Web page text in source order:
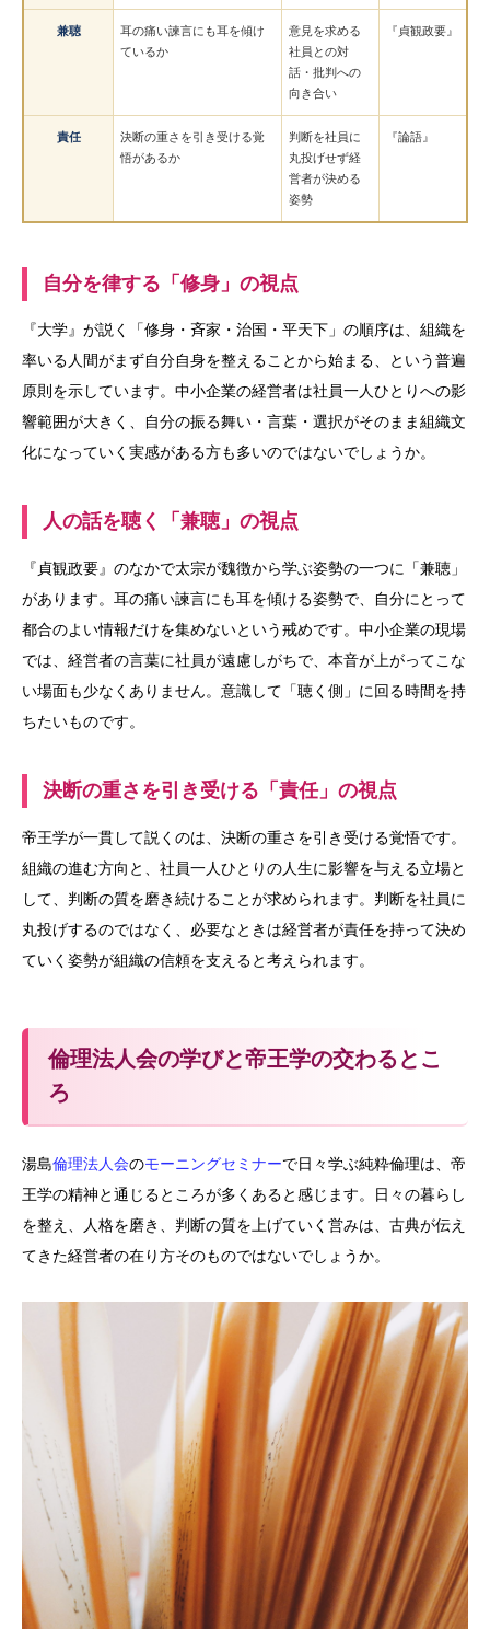
兼聴
耳の痛い諫言にも耳を傾け
ているか
意見を求める
社員との対
話・批判への
向き合い
『貞観政要』
責任
決断の重さを引き受ける覚
悟があるか
判断を社員に
丸投げせず経
営者が決める
姿勢
『論語』
自分を律する「修身」の視点
『大学』が説く「修身・斉家・治国・平天下」の順序は、組織を
率いる人間がまず自分自身を整えることから始まる、という普遍
原則を示しています。中小企業の経営者は社員一人ひとりへの影
響範囲が大きく、自分の振る舞い・言葉・選択がそのまま組織文
化になっていく実感がある方も多いのではないでしょうか。
人の話を聴く「兼聴」の視点
『貞観政要』のなかで太宗が魏徴から学ぶ姿勢の一つに「兼聴」
があります。耳の痛い諫言にも耳を傾ける姿勢で、自分にとって
都合のよい情報だけを集めないという戒めです。中小企業の現場
では、経営者の言葉に社員が遠慮しがちで、本音が上がってこな
い場面も少なくありません。意識して「聴く側」に回る時間を持
ちたいものです。
決断の重さを引き受ける「責任」の視点
帝王学が一貫して説くのは、決断の重さを引き受ける覚悟です。
組織の進む方向と、社員一人ひとりの人生に影響を与える立場と
して、判断の質を磨き続けることが求められます。判断を社員に
丸投げするのではなく、必要なときは経営者が責任を持って決め
ていく姿勢が組織の信頼を支えると考えられます。
倫理法人会の学びと帝王学の交わるとこ
ろ
湯島倫理法人会のモーニングセミナーで日々学ぶ純粋倫理は、帝
王学の精神と通じるところが多くあると感じます。日々の暮らし
を整え、人格を磨き、判断の質を上げていく営みは、古典が伝え
てきた経営者の在り方そのものではないでしょうか。